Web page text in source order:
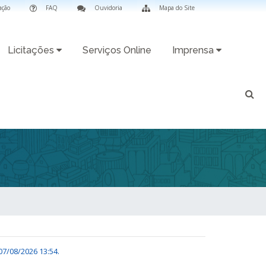
Mapa do Site
Ouvidoria
FAQ
Licitações Serviços Online Imprensa
08/2026 13:54.